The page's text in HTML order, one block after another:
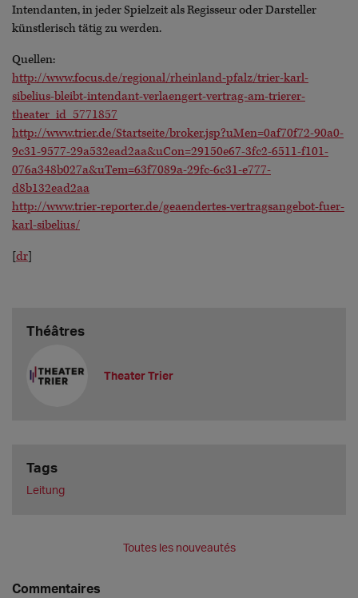
Intendanten, in jeder Spielzeit als Regisseur oder Darsteller
künstlerisch tätig zu werden.
Quellen:
http://www.focus.de/regional/rheinland-pfalz/trier-karl-
sibelius-bleibt-intendant-verlaengert-vertrag-am-trierer-
theater_id_5771857
http://www.trier.de/Startseite/broker.jsp?uMen=0af70f72-90a0-
9c31-9577-29a532ead2aa&uCon=29150e67-3fc2-6511-f101-
076a348b027a&uTem=63f7089a-29fc-6c31-e777-
d8b132ead2aa
http://www.trier-reporter.de/geaendertes-vertragsangebot-fuer-
karl-sibelius/
[dr]
Théâtres
Theater Trier
Tags
Leitung
Toutes les nouveautés
Commentaires